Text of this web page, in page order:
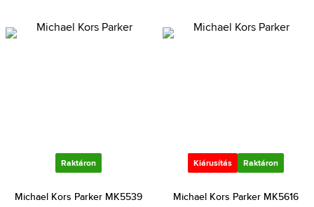
Raktáron
Michael Kors Parker MK5539
Kiárusítás Raktáron
Michael Kors Parker MK5616